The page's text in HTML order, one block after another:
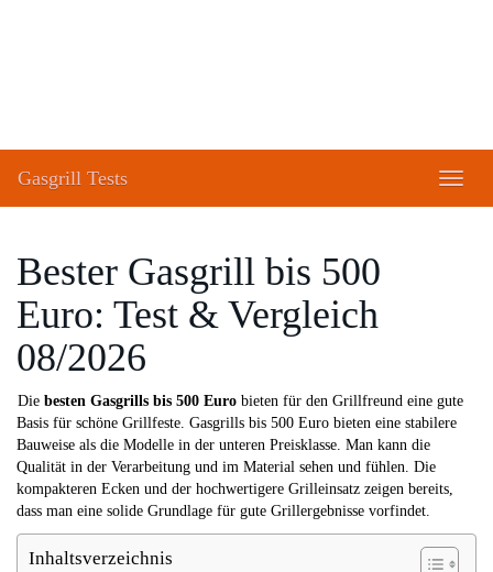
Toggle
Gasgrill Tests
Bester Gasgrill bis 500
Euro: Test & Vergleich
08/2026
Die besten Gasgrills bis 500 Euro bieten für den Grillfreund eine gute
Basis für schöne Grillfeste. Gasgrills bis 500 Euro bieten eine stabilere
Bauweise als die Modelle in der unteren Preisklasse. Man kann die
Qualität in der Verarbeitung und im Material sehen und fühlen. Die
kompakteren Ecken und der hochwertigere Grilleinsatz zeigen bereits,
dass man eine solide Grundlage für gute Grillergebnisse vorfindet.
Inhaltsverzeichnis